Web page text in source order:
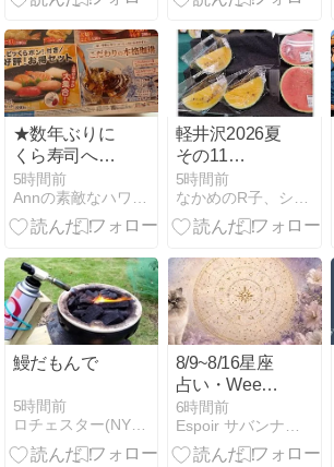
★数年ぶりに
くら寿司へ行
って来ました
5時間前
軽井沢2026夏
その11
TSURUYA
5時間前
鰻だもんで
5時間前
ロチェスター(NY)生活日記
8/9~8/16星座
占い・Weekly
Horoscope:
August 9–16
6時間前
Espoir サバンナキャットと優雅なアメリカンライフ